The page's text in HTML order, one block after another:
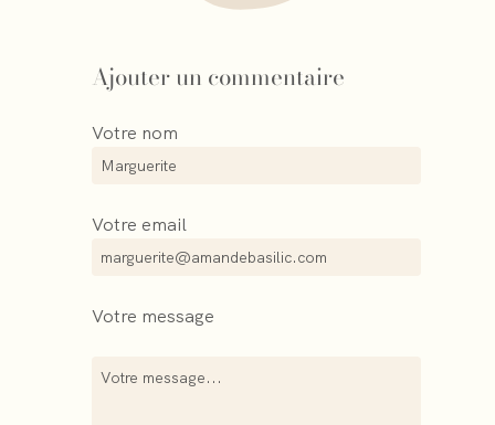
Ajouter un commentaire
Votre nom
Votre email
Votre message